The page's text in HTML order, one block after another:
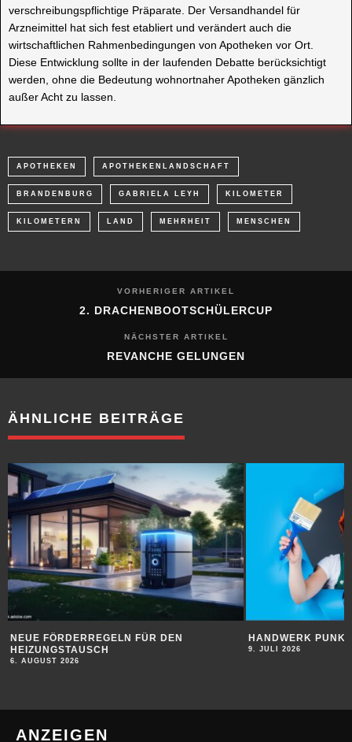
verschreibungspflichtige Präparate. Der Versandhandel für
Arzneimittel hat sich fest etabliert und verändert auch die
wirtschaftlichen Rahmenbedingungen von Apotheken vor Ort.
Diese Entwicklung sollte in der laufenden Debatte berücksichtigt
werden, ohne die Bedeutung wohnortnaher Apotheken gänzlich
außer Acht zu lassen.
APOTHEKEN APOTHEKENLANDSCHAFT
BRANDENBURG GABRIELA LEYH KILOMETER
KILOMETERN LAND MEHRHEIT MENSCHEN
VORHERIGER ARTIKEL
2. DRACHENBOOTSCHÜLERCUP
NÄCHSTER ARTIKEL
REVANCHE GELUNGEN
ÄHNLICHE BEITRÄGE
HANDWERK PUNKTET BEI JUGENDLICHEN
9. JULI 2026
SUBSTANZ FÜR
9. JULI 2026
ANZEIGEN